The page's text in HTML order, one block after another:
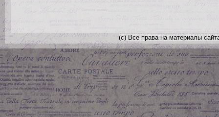
(с) Все права на материалы